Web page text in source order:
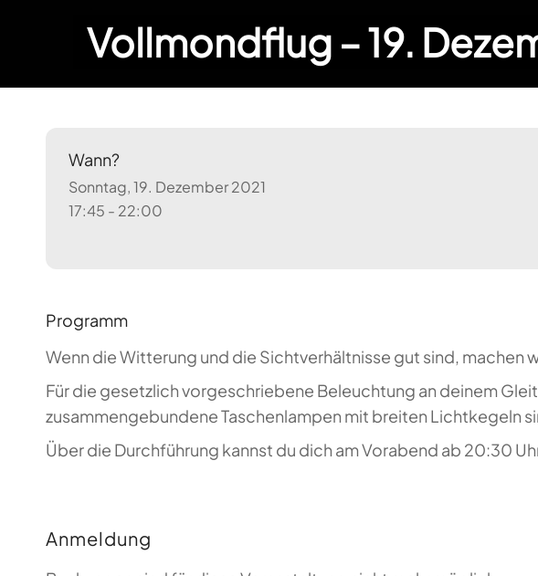
Vollmondflug – 19.
Wann?
Sonntag, 19. Dezember 2021
17:45 - 22:00
Programm
Wenn die Witterung und die Sichtverhältnisse gut sind, machen
Für die gesetzlich vorgeschriebene Beleuchtung an deinem
zusammengebundene Taschenlampen mit breiten Lichtkegeln
Über die Durchführung kannst du dich am Vorabend ab 20:30
Anmeldung